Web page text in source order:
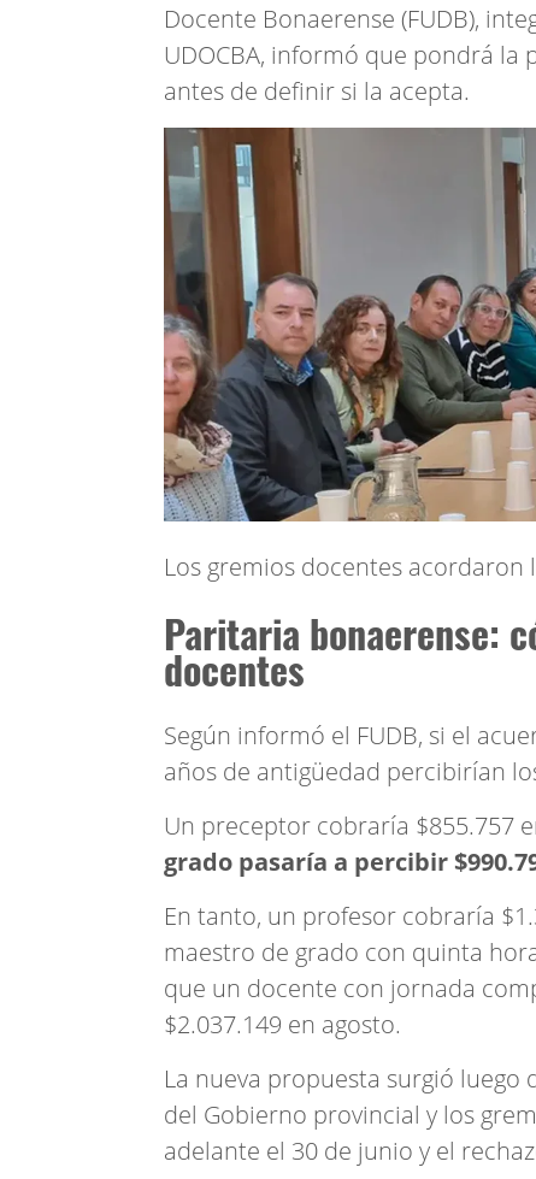
Docente Bonaerense (FUDB),
UDOCBA, informó que pondrá
antes de definir si la acepta.
Los gremios docentes
Paritaria bonaerense:
docentes
Según informó el FUDB, si el
años de antigüedad percibirían
Un preceptor cobraría $855.757
grado pasaría a percibir
En tanto, un profesor cobraría
maestro de grado con quinta
que un docente con jornada
$2.037.149 en agosto.
La nueva propuesta surgió
del Gobierno provincial y los
adelante el 30 de junio y el